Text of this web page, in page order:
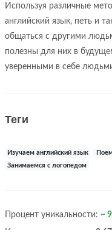
Используя различные
английский язык, петь и
общаться с другими
полезны для них в
уверенными в себе
Теги
Изучаем английский язык
Занимаемся с логопедом
Процент уникальности: ~